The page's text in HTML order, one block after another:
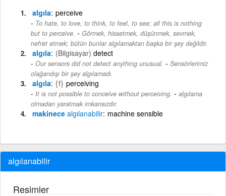
algıla perceive
To hate, to love, to think, to feel, to see; all this is nothing
but to perceive. - Görmek, hissetmek, düşünmek, sevmek,
nefret etmek; bütün bunlar algılamaktan başka bir şey değildir.
algıla (Bilgisayar) detect
Our sensors did not detect anything unusual. - Sensörlerimiz
olağandışı bir şey algılamadı.
algıla {f} perceiving
It is not possible to conceive without perceiving. - algılama
olmadan yaratmak imkansızdır.
makinece algılanabilir machine sensible
algılanabilir
Resimler